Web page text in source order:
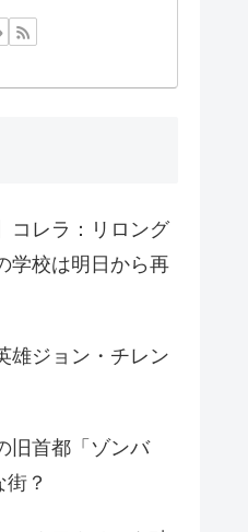
コレラ：リロング
学校は明日から再
雄ジョン・チレン
旧首都「ゾンバ
？